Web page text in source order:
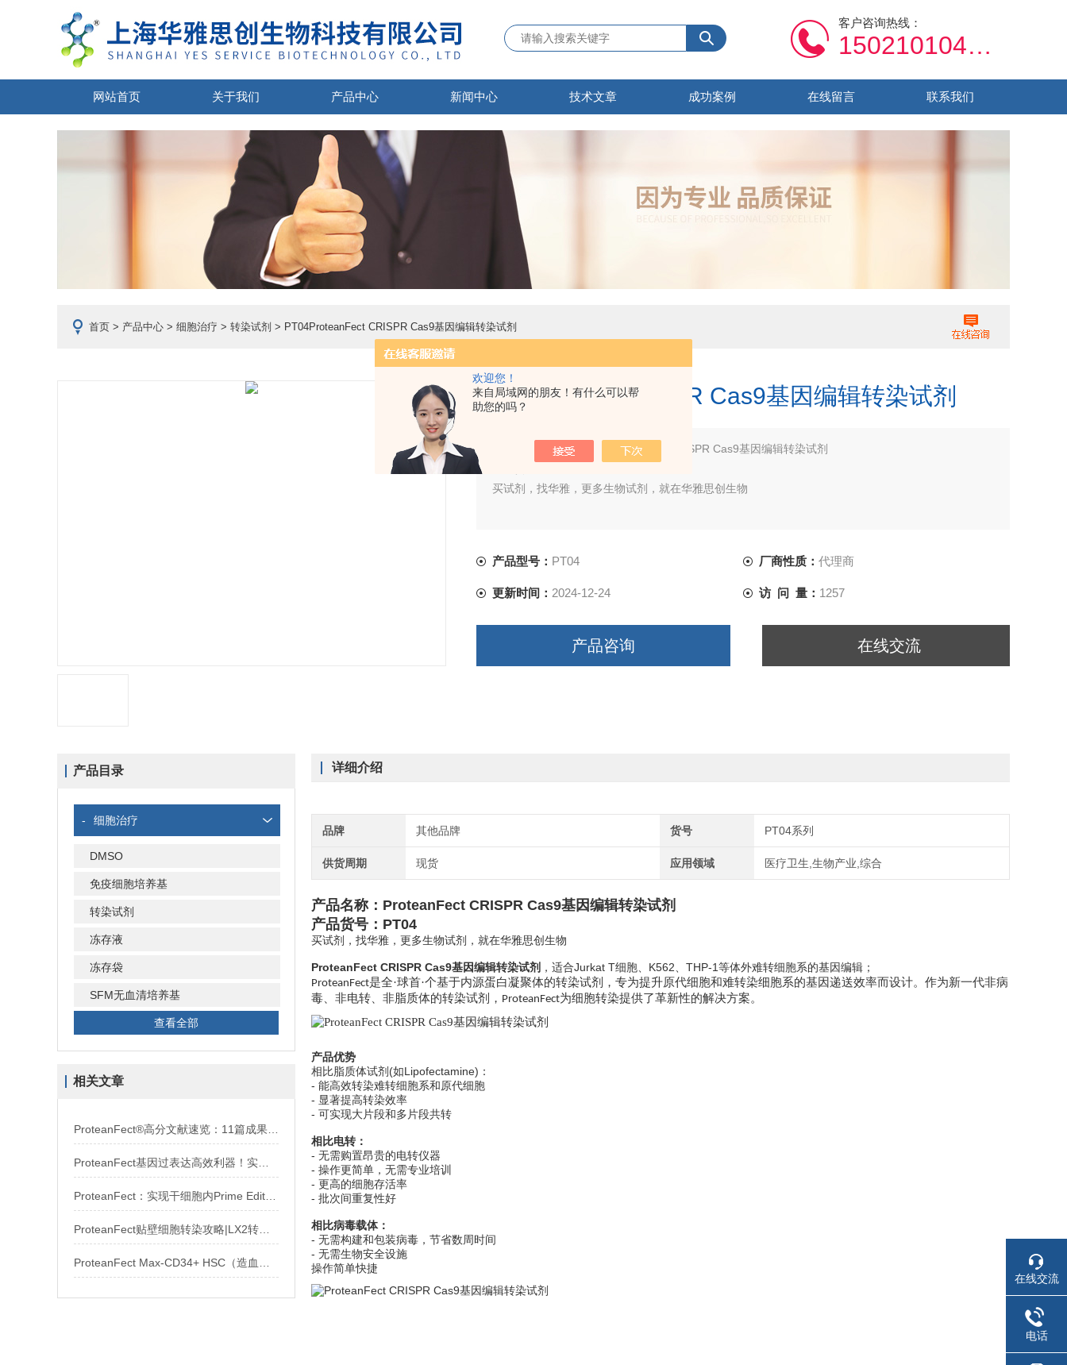
欢迎您！
来自局域网的朋友！有什么可以帮
助您的吗？
客户咨询热线：
15021010459
网站首页 关于我们 产品中心 新闻中心 技术文章 成功案例 在线留言 联系我们
首页 > 产品中心 > 细胞治疗 > 转染试剂 > PT04ProteanFect CRISPR Cas9基因编辑转染试剂
ProteanFect CRISPR Cas9基因编辑转染试剂
产品名称：ProteanFect CRISPR Cas9基因编辑转染试剂
买试剂，找华雅，更多生物试剂，就在华雅思创生物
产品型号： PT04 厂商性质： 代理商
更新时间： 2024-12-24 访 问 量： 1257
产品咨询 在线交流
产品目录
- 细胞治疗
DMSO
免疫细胞培养基
转染试剂
冻存液
冻存袋
SFM无血清培养基
查看全部
相关文章
详细介绍
品牌 其他品牌 货号 PT04系列
供货周期 现货 应用领域 医疗卫生,生物产业,综合
产品名称：ProteanFect CRISPR Cas9基因编辑转染试剂
产品货号：PT04
买试剂，找华雅，更多生物试剂，就在华雅思创生物
ProteanFect CRISPR Cas9基因编辑转染试剂 ，适合Jurkat T细胞、K562、THP-1等体外难转细胞系的基因编辑；
ProteanFect是全·球首·个基于内源蛋白凝聚体的转染试剂，专为提升原代细胞和难转染细胞系的基因递送效率而设计。作为新一代非病
毒、非电转、非脂质体的转染试剂， ProteanFect为细胞转染提供了革新性的解决方案。
产品优势
相比脂质体试剂(如Lipofectamine)：
- 能高效转染难转细胞系和原代细胞
- 显著提高转染效率
- 可实现大片段和多片段共转
相比电转：
- 无需购置昂贵的电转仪器
- 操作更简单，无需专业培训
- 更高的细胞存活率
- 批次间重复性好
相比病毒载体：
- 无需构建和包装病毒，节省数周时间
- 无需生物安全设施
操作简单快捷
在线交流
电话